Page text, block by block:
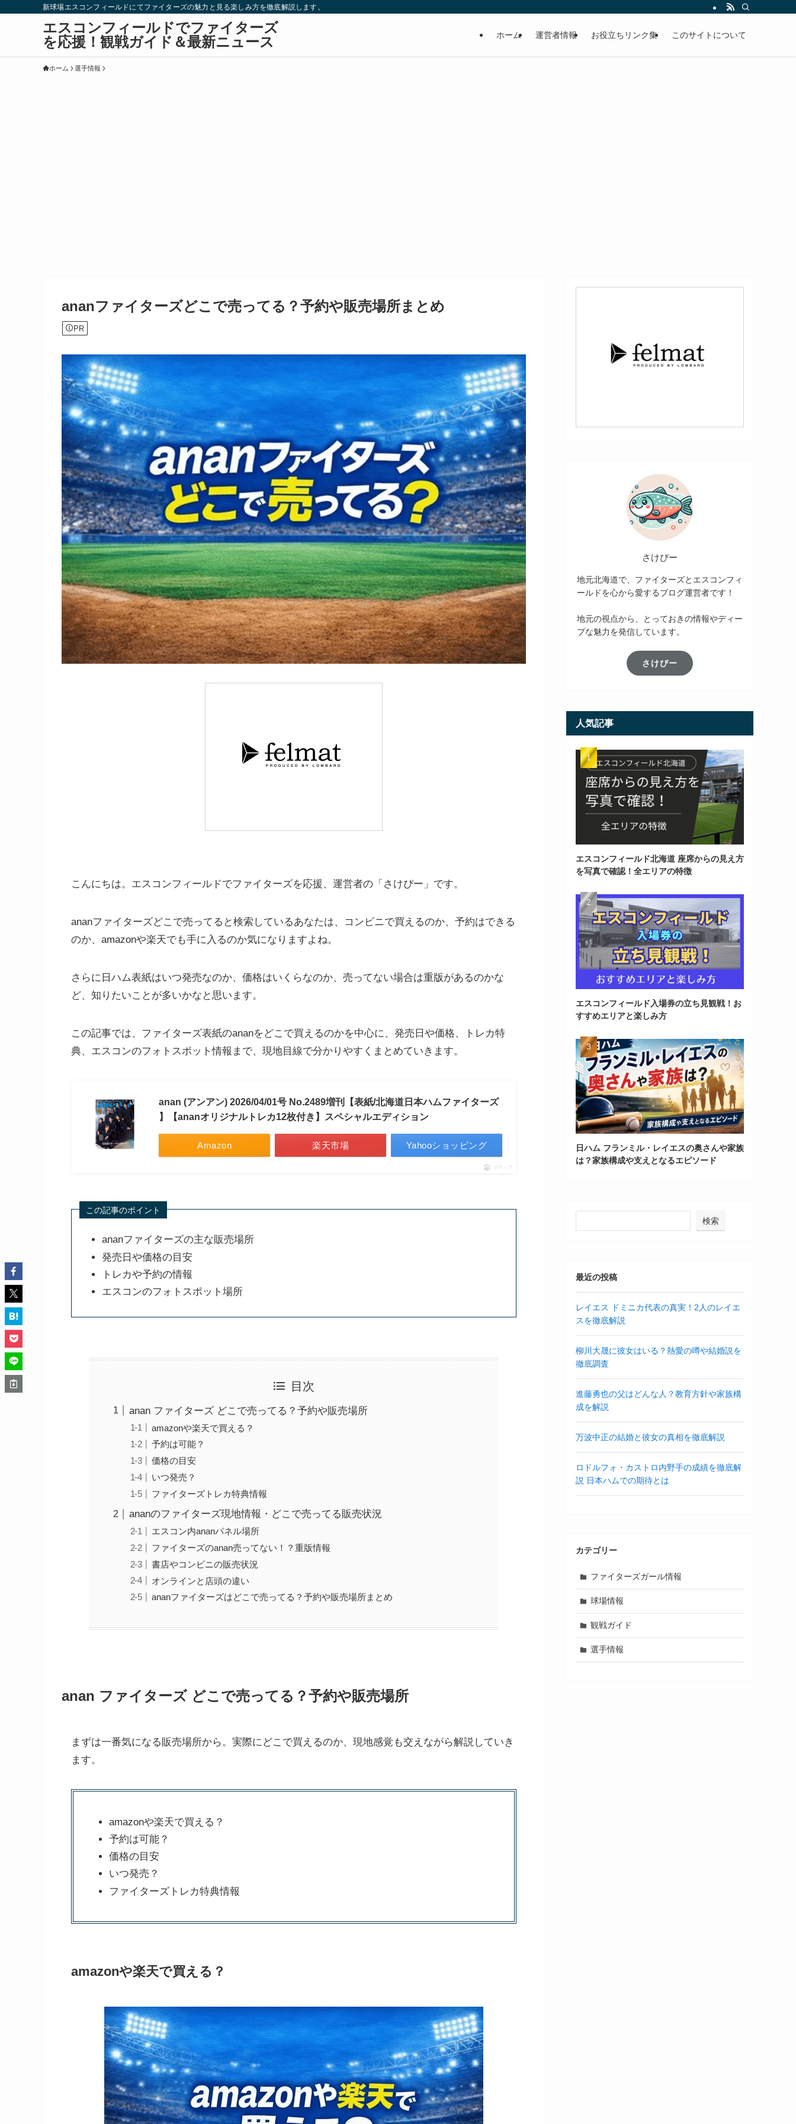
新球場エスコンフィールドにてファイターズの魅力と見る楽しみ方を徹底解説します。
エスコンフィールドでファイターズ
を応援！観戦ガイド＆最新ニュース
ホーム 運営者情報 お役立ちリンク集 このサイトについて
ホーム 選手情報
ananファイターズどこで売ってる？予約や販売場所まとめ
PR
こんにちは。エスコンフィールドでファイターズを応援、運営者の「さけぴー」です。
ananファイターズどこで売ってると検索しているあなたは、コンビニで買えるのか、予約はできる
のか、amazonや楽天でも手に入るのか気になりますよね。
さらに日ハム表紙はいつ発売なのか、価格はいくらなのか、売ってない場合は重版があるのかな
ど、知りたいことが多いかなと思います。
この記事では、ファイターズ表紙のananをどこで買えるのかを中心に、発売日や価格、トレカ特
典、エスコンのフォトスポット情報まで、現地目線で分かりやすくまとめていきます。
anan (アンアン) 2026/04/01号 No.2489増刊【表紙/北海道日本ハムファイターズ
】【ananオリジナルトレカ12枚付き】スペシャルエディション
Amazon 楽天市場 Yahooショッピング
ポチップ
この記事のポイント
ananファイターズの主な販売場所
発売日や価格の目安
トレカや予約の情報
エスコンのフォトスポット場所
目次
anan ファイターズ どこで売ってる？予約や販売場所
amazonや楽天で買える？
予約は可能？
価格の目安
いつ発売？
ファイターズトレカ特典情報
ananのファイターズ現地情報・どこで売ってる販売状況
エスコン内ananパネル場所
ファイターズのanan売ってない！？重版情報
書店やコンビニの販売状況
オンラインと店頭の違い
ananファイターズはどこで売ってる？予約や販売場所まとめ
anan ファイターズ どこで売ってる？予約や販売場所
まずは一番気になる販売場所から。実際にどこで買えるのか、現地感覚も交えながら解説していき
ます。
amazonや楽天で買える？
予約は可能？
価格の目安
いつ発売？
ファイターズトレカ特典情報
amazonや楽天で買える？
さけぴー
地元北海道で、ファイターズとエスコンフィ
ールドを心から愛するブログ運営者です！
地元の視点から、とっておきの情報やディー
プな魅力を発信しています。
さけぴー
人気記事
エスコンフィールド北海道 座席からの見え方
を写真で確認！全エリアの特徴
エスコンフィールド入場券の立ち見観戦！お
すすめエリアと楽しみ方
日ハム フランミル・レイエスの奥さんや家族
は？家族構成や支えとなるエピソード
検索
最近の投稿
レイエス ドミニカ代表の真実！2人のレイエ
スを徹底解説
柳川大晟に彼女はいる？熱愛の噂や結婚説を
徹底調査
進藤勇也の父はどんな人？教育方針や家族構
成を解説
万波中正の結婚と彼女の真相を徹底解説
ロドルフォ・カストロ内野手の成績を徹底解
説 日本ハムでの期待とは
カテゴリー
ファイターズガール情報
球場情報
観戦ガイド
選手情報